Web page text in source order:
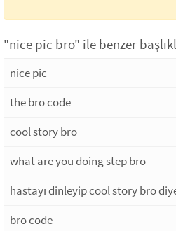
"nice pic bro" ile benzer
nice pic
the bro code
cool story bro
what are you doing step bro
hastayı dinleyip cool story bro
bro code